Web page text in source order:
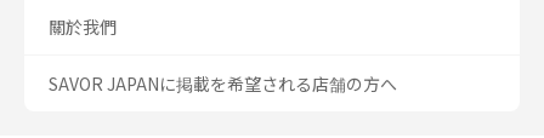
關於我們
SAVOR JAPANに掲載を希望される店舗の方へ